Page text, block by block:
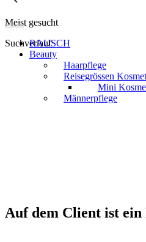
Meist gesucht
Suchverlauf
RAUSCH
Beauty
Haarpflege
Reisegrössen
Mini
Männerpflege
Auf dem Client ist